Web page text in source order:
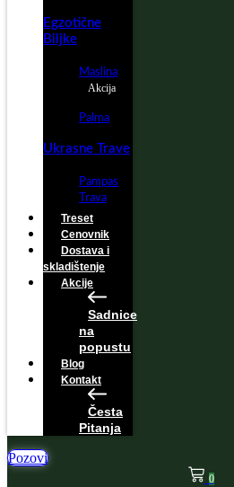
Egzotične
Biljke
Maslina
Akcija
Palma
Ukrasne Trave
Pampas
Trava
Treset
Cenovnik
Dostava i
skladištenje
Akcije
Sadnice
na
popustu
Blog
Kontakt
Česta
Pitanja
Pozovi
0